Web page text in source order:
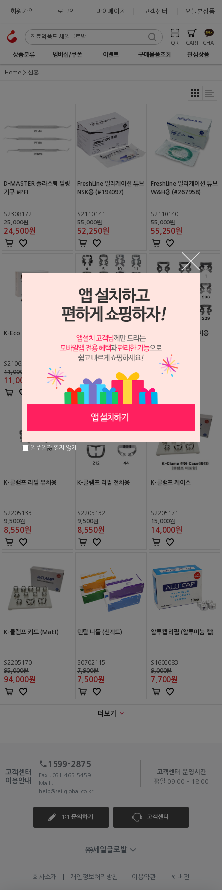
회원가입 로그인 마이페이지 고객센터 오늘본상품
QR CART CHAT
상품분류 멤버십/쿠폰 이벤트 구매물품조회 관심상품
Home 신흥
D-MASTER 플라스틱 필링
기구 #PFI
S2308172
25,000원
24,500원
FreshLine 일리게이션 튜브
NSK용 (#194097)
S2110141
55,000원
52,250원
FreshLine 일리게이션 튜브
W&H용 (#267958)
S2110140
55,000원
55,250원
K-Eco 팁
S2106211
11,000원
11,000 8,550원
K-클램프 리필 소구치용
S2205131
9,500원
K-클램프 리필 유치용
S2205133
9,500원
8,550원
K-클램프 리필 전치용
S2205132
9,500원
8,550원
K-클램프 케이스
S2205171
15,000원
14,000원
K-클램프 키트 (Matt)
S2205170
95,000원
94,000원
덴탈 니들 (신젝트)
S0702115
7,900원
7,500원
알루캡 리필 (알루미늄 캡)
S1603083
9,000원
7,700원
더보기
고객센터
이용안내
1599-2875
Fax : 051-465-5459
Mail :
help@seilglobal.co.kr
고객센터 운영시간
평일 09:00 - 18:00
1:1 문의하기 고객센터
㈜세일글로발
회사소개 개인정보처리방침 이용약관 PC버전
일주일간 열지 않기